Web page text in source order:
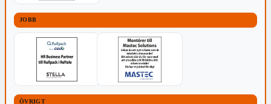
JOBB
ÖVRIGT